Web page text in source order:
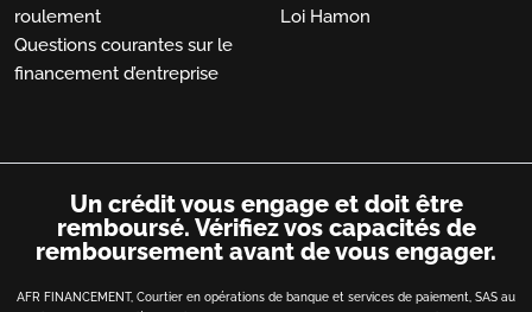
roulement
Questions courantes sur le
financement d’entreprise
Loi Hamon
Un crédit vous engage et doit être
remboursé. Vérifiez vos capacités de
remboursement avant de vous engager.
AFR FINANCEMENT, Courtier en opérations de banque et services de paiement, SAS au